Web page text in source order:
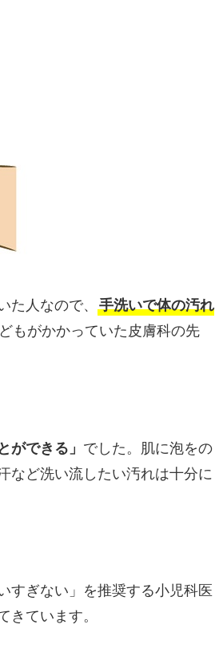
た人なので、 手洗いで体の汚れ
もがかかっていた皮膚科の先
ができる」 でした。肌に泡をの
など洗い流したい汚れは十分に
すぎない」を推奨する小児科医
きています。